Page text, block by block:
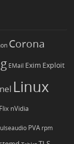
Corona
EMail Exim Exploit
Linux
nVidia
PVA rpm